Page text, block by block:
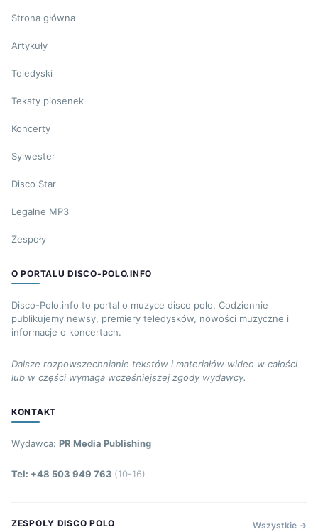
Strona główna
Artykuły
Teledyski
Teksty piosenek
Koncerty
Sylwester
Disco Star
Legalne MP3
Zespoły
O PORTALU DISCO-POLO.INFO
Disco-Polo.info to portal o muzyce disco polo. Codziennie
publikujemy newsy, premiery teledysków, nowości muzyczne i
informacje o koncertach.
Dalsze rozpowszechnianie tekstów i materiałów wideo w całości
lub w części wymaga wcześniejszej zgody wydawcy.
KONTAKT
Wydawca: PR Media Publishing
Tel: +48 503 949 763 (10-16)
ZESPOŁY DISCO POLO Wszystkie →